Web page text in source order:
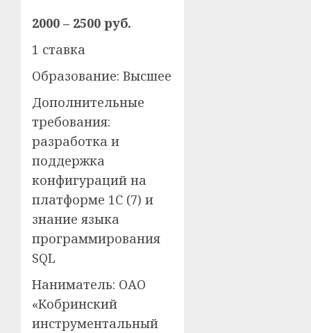
2000 – 2500 руб.
1 ставка
Образование: Высшее
Дополнительные
требования:
разработка и
поддержка
конфигураций на
платформе 1С (7) и
знание языка
программирования
SQL
Наниматель: ОАО
«Кобринский
инструментальный